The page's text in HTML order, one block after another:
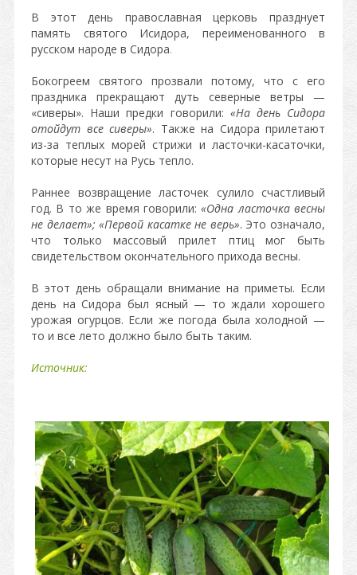
В этот день православная церковь празднует
память святого Исидора, переименованного в
русском народе в Сидора.
Бокогреем святого прозвали потому, что с его
праздника прекращают дуть северные ветры —
«сиверы». Наши предки говорили: «На день Сидора
отойдут все сиверы». Также на Сидора прилетают
из-за теплых морей стрижи и ласточки-касаточки,
которые несут на Русь тепло.
Раннее возвращение ласточек сулило счастливый
год. В то же время говорили:«Одна ласточка весны
не делает»; «Первой касатке не верь». Это означало,
что только массовый прилет птиц мог быть
свидетельством окончательного прихода весны.
В этот день обращали внимание на приметы. Если
день на Сидора был ясный — то ждали хорошего
урожая огурцов. Если же погода была холодной —
то и все лето должно было быть таким.
Источник: